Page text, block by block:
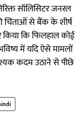
सॉलिसिटर जनरल
चिंताओं से बैंक के शीर्ष
किया कि फिलहाल कोई
में यदि ऐसे मामलों
कदम उठाने से पीछे